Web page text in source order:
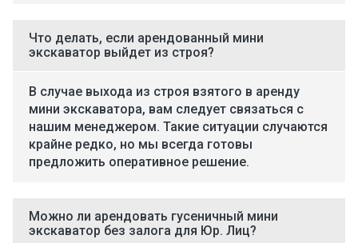
Что делать, если арендованный мини
экскаватор выйдет из строя?
В случае выхода из строя взятого в аренду
мини экскаватора, вам следует связаться с
нашим менеджером. Такие ситуации случаются
крайне редко, но мы всегда готовы
предложить оперативное решение.
Можно ли арендовать гусеничный мини
экскаватор без залога для Юр. Лиц?